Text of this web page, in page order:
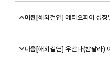
이전 [해외결연] 에티오피아 성장
다음[해외결연] 우간다(캄팔라)